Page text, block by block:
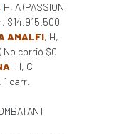
, H, A (PASSION
$14.915.500
AMALFI, H,
No corrió $0
, H, C
1 carr.